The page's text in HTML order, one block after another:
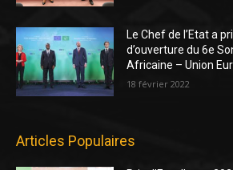
Le Chef de l’Etat a
d’ouverture du 6e
Africaine – Union
18 février 2022
Articles Populaires